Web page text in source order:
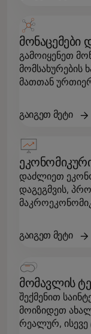
მონაცემები
გამოიყენეთ
მომსახურების
მათთან
გაიგეთ მეტი
დაძლიეთ
დაგეგმვის,
გაიგეთ მეტი
მომავლის
შექმენით
მოიზიდეთ
რეალურ,